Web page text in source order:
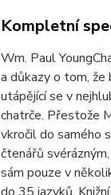
Kompletní
Wm. Paul
a důkazy o tom, že
utápějící se v
chatrče. Přestože
vkročil do samého
čtenářů
sám pouze v